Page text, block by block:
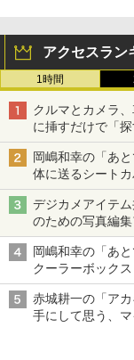
アクセスラン
1時間
クルマとカメラ
に挿すだけで「
岡嶋和幸の「あ
体に送るシート
デジカメアイテ
のための写真編
る「Filmator」
岡嶋和幸の「あ
クーラーボック
赤城耕一の「ア
手にして思う、